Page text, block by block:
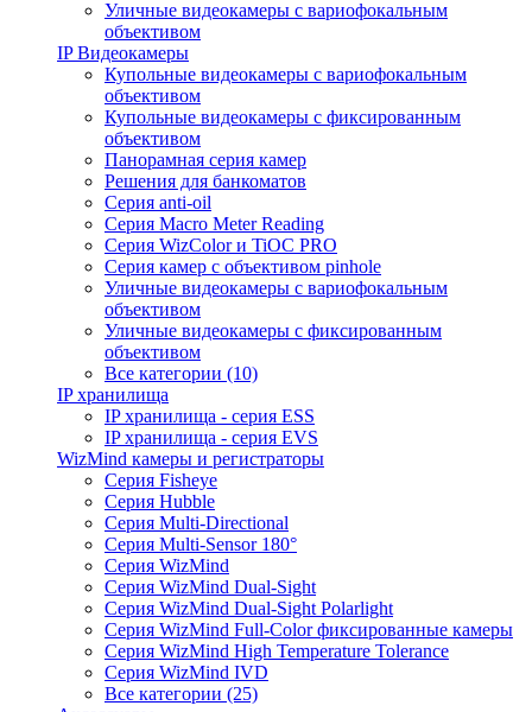
Уличные видеокамеры с вариофокальным
объективом
IP Видеокамеры
Купольные видеокамеры с вариофокальным
объективом
Купольные видеокамеры с фиксированным
объективом
Панорамная серия камер
Решения для банкоматов
Серия anti-oil
Серия Macro Meter Reading
Серия WizColor и TiOC PRO
Серия камер с объективом pinhole
Уличные видеокамеры с вариофокальным
объективом
Уличные видеокамеры с фиксированным
объективом
Все категории (10)
IP хранилища
IP хранилища - серия ESS
IP хранилища - серия EVS
WizMind камеры и регистраторы
Серия Fisheye
Серия Hubble
Серия Multi-Directional
Серия Multi-Sensor 180°
Серия WizMind
Серия WizMind Dual-Sight
Серия WizMind Dual-Sight Polarlight
Серия WizMind Full-Color фиксированные камеры
Серия WizMind High Temperature Tolerance
Серия WizMind IVD
Все категории (25)